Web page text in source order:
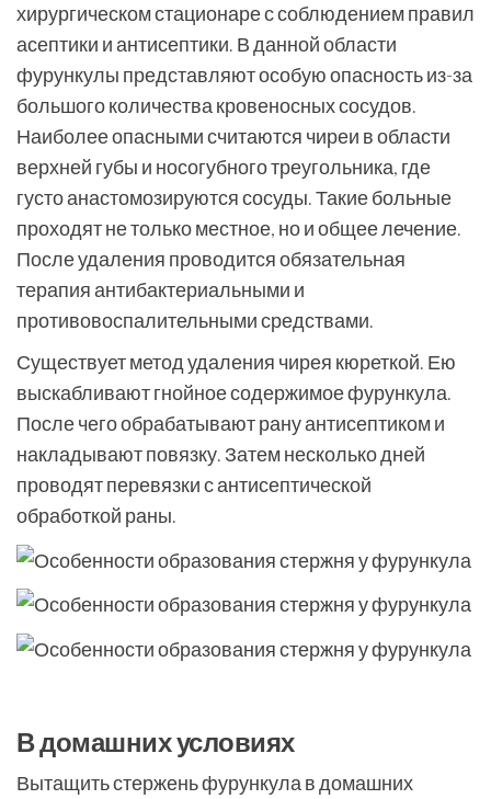
хирургическом стационаре с соблюдением правил
асептики и антисептики. В данной области
фурункулы представляют особую опасность из-за
большого количества кровеносных сосудов.
Наиболее опасными считаются чиреи в области
верхней губы и носогубного треугольника, где
густо анастомозируются сосуды. Такие больные
проходят не только местное, но и общее лечение.
После удаления проводится обязательная
терапия антибактериальными и
противовоспалительными средствами.
Существует метод удаления чирея кюреткой. Ею
выскабливают гнойное содержимое фурункула.
После чего обрабатывают рану антисептиком и
накладывают повязку. Затем несколько дней
проводят перевязки с антисептической
обработкой раны.
В домашних условиях
Вытащить стержень фурункула в домашних